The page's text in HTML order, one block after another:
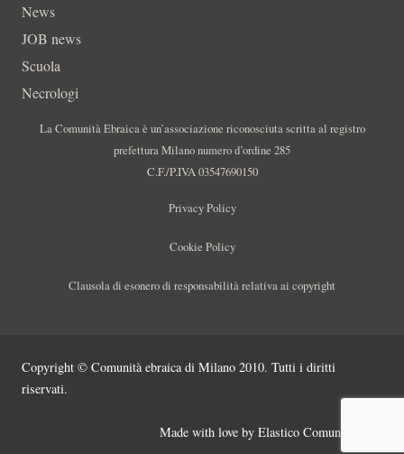
News
JOB news
Scuola
Necrologi
La Comunità Ebraica è un’associazione riconosciuta scritta al registro
prefettura Milano numero d’ordine 285
C.F./P.IVA 03547690150
Privacy Policy
Cookie Policy
Clausola di esonero di responsabilità relativa ai copyright
Copyright © Comunità ebraica di Milano 2010. Tutti i diritti
riservati.
Made with love by Elastico Comunicazione